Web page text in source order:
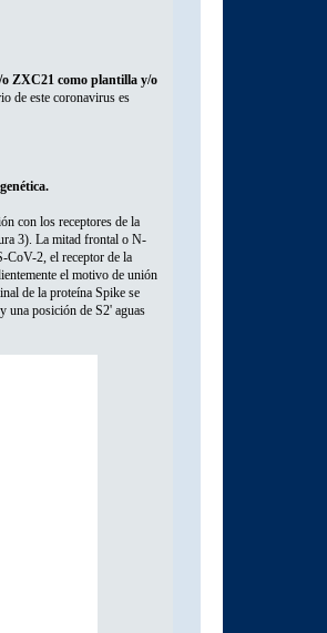
ZXC21 como plantilla y/o
de este coronavirus es
con los receptores de la
3). La mitad frontal o N-
CoV-2, el receptor de la
el motivo de unión
de la proteína Spike se
una posición de S2' aguas